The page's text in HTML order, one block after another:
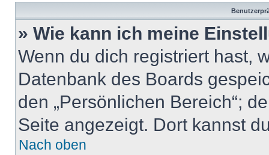
» Wie kann ich meine
Wenn du dich registriert hast,
Datenbank des Boards
den „Persönlichen Bereich“;
Seite angezeigt. Dort kannst
Nach oben